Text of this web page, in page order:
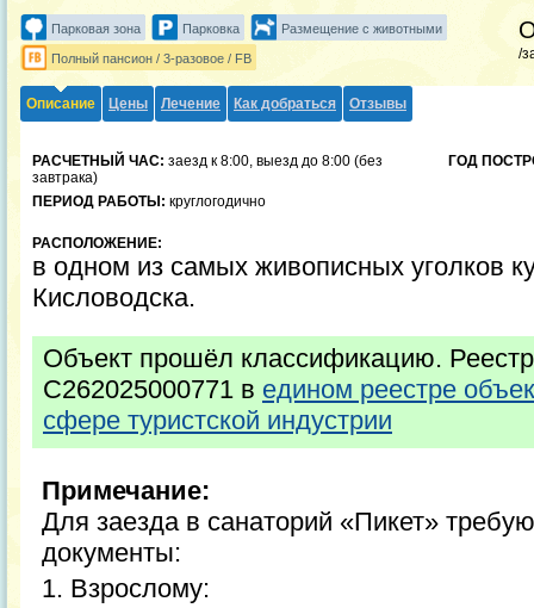
Парковая зона Парковка Размещение с животными
Полный пансион / 3-разовое / FB /
Описание Цены Лечение Как добраться Отзывы
РАСЧЕТНЫЙ ЧАС: заезд к 8:00, выезд до 8:00 (без
завтрака)
ГОД
ПЕРИОД РАБОТЫ: круглогодично
РАСПОЛОЖЕНИЕ:
в одном из самых живописных уголков
Кисловодска.
Объект прошёл классификацию.
С262025000771 в едином реестре
сфере туристской индустрии
Примечание:
Для заезда в санаторий «Пикет»
документы:
1. Взрослому: